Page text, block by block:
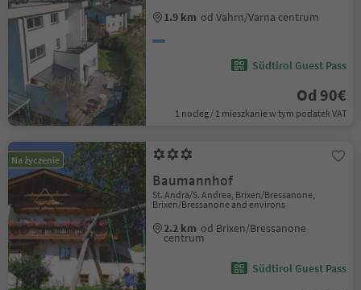
1.9 km od Vahrn/Varna centrum
Südtirol Guest Pass
Od 90€
1 nocleg / 1 mieszkanie w tym podatek VAT
Na życzenie
Baumannhof
St. Andrä/S. Andrea, Brixen/Bressanone,
Brixen/Bressanone and environs
2.2 km od Brixen/Bressanone
centrum
Südtirol Guest Pass